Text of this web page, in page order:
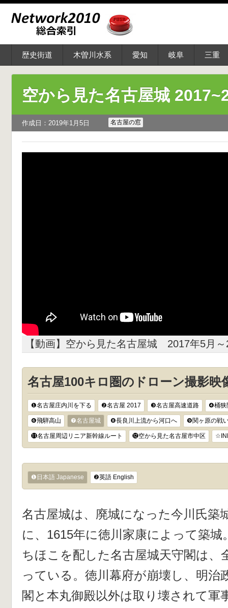
歴史街道 木曽川水系 愛知 岐阜 三重
空から見た名古屋城
作成日：2019年1月5日 名古屋の窓
【動画】空から見た名古屋城 2017年5月
名古屋100キロ圏のドローン撮影映
❶名古屋庄内川を下る ❷名古屋 2017 ❸名古屋高速道路 ❹桶狭
❻飛騨高山 ❼名古屋城 ❽長良川上流から河口へ ❾関ヶ原の戦
⓫名古屋周辺リニア新幹線ルート ⓬空から見た名古屋市中区
❶日本語 Japanese ❷英語 English
名古屋城は、廃城になった今川氏築
に、1615年に徳川家康によって築
ちほこを配した名古屋城天守閣は、
っている。徳川幕府が崩壊し、明治
閣と本丸御殿以外は取り壊されて軍